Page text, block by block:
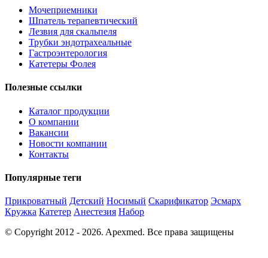
Мочеприемники
Шпатель терапевтический
Лезвия для скальпеля
Трубки эндотрахеальные
Гастроэнтерология
Катетеры Фолея
Полезные ссылки
Каталог продукции
О компании
Вакансии
Новости компании
Контакты
Популярные теги
Прикроватный Детский Носимый Скарификатор Эсмарх
Кружка Катетер Анестезия Набор
© Copyright 2012 - 2026. Apexmed. Все права защищены